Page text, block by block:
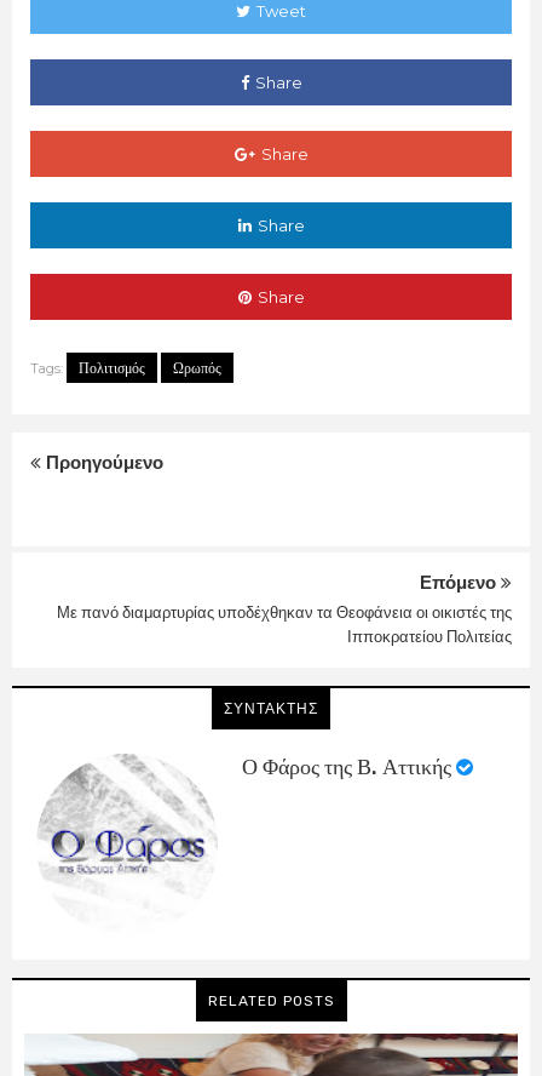
Tweet
Share
Share
Share
Share
Tags: Πολιτισμός Ωρωπός
Προηγούμενο
Επόμενο
Με πανό διαμαρτυρίας υποδέχθηκαν τα Θεοφάνεια οι οικιστές της
Ιπποκρατείου Πολιτείας
ΣΥΝΤΑΚΤΗΣ
Ο Φάρος της Β. Αττικής
RELATED POSTS